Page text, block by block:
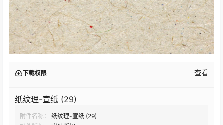
下载权限 查看
纸纹理-宣纸 (29)
附件名称：
纸纹理-宣纸 (29)